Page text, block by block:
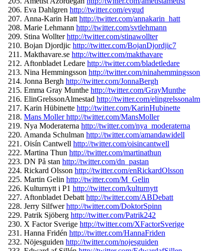
Eva Dahlgren http://twitter.com/evgud
Anna-Karin Hatt http://twitter.com/annakarin_hatt
Marie Lehmann http://twitter.com/svtlehmann
Stina Wollterhttp://twitter.com/stinawollter
Bojan Djordjic http://twitter.com/BojanDjordjic7
Makthavare.se http://twitter.com/makthavare
Aftonbladet Ledare http://twitter.com/bladetledare
Nina Hemmingsson http://twitter.com/ninahemmingsson
Jonna Bergh http://twitter.com/JonnaBergh
Emma Gray Munthe http://twitter.com/GrayMunthe
ElinGrelssonAlmestad http://twitter.com/elingrelssonalm
Karin Hübinette http://twitter.com/KarinHubinette
Mans Moller http://twitter.com/MansMoller
Nya Moderaterna http://twitter.com/nya_moderaterna
Amanda Schulman http://twitter.com/amandawidell
Oisín Cantwell http://twitter.com/oisincantwell
Martina Thun http://twitter.com/martinathun
DN På stan http://twitter.com/dn_ pastan
Rickard Olsson http://twitter.com/enRickardOlsson
Martin Gelin http://twitter.com/M_ Gelin
Kulturnytt i P1 http://twitter.com/kulturnytt
Aftonbladet Debatt http://twitter.com/ABDebatt
Jerry Silfwerhttp://twitter.com/DoktorSpinn
Patrik Sjöberg http://twitter.com/Patrik242
X Factor Sverige http://twitter.com/XFactorSverige
Hanna Fridén http://twitter.com/HannaFriden
Nöjesguiden http://twitter.com/nojesguiden